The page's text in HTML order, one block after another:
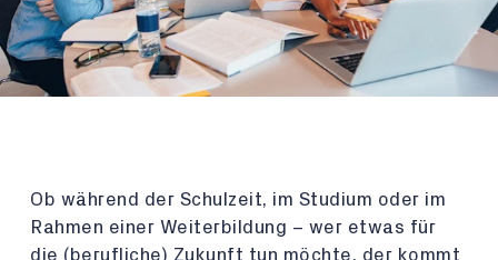
Ob während der Schulzeit, im Studium oder im
Rahmen einer Weiterbildung – wer etwas für
die (berufliche) Zukunft tun möchte, der kommt